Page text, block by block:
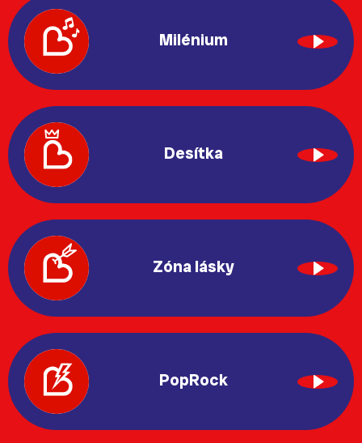
Milénium
Desítka
Zóna lásky
PopRock